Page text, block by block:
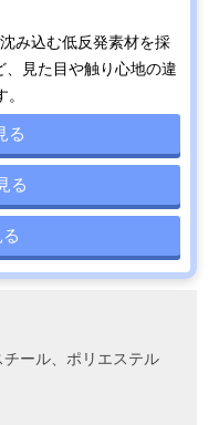
み込む低反発素材を採
、見た目や触り心地の違
る
る
チール、ポリエステル